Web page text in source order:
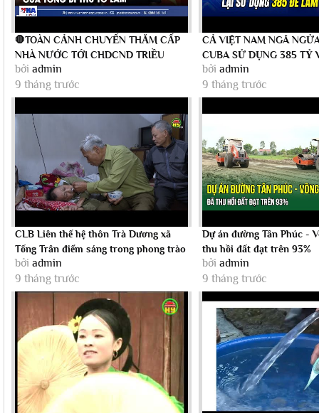
🛑TOÀN CẢNH CHUYẾN THĂM CẤP
NHÀ NƯỚC TỚI CHDCND TRIỀU
TIÊN CỦA TỔNG BÍ THƯ...
bởi admin
9 tháng trước
CẢ VIỆT NAM NGÃ
CUBA SỬ DỤNG 385 TỶ
ỦNG HỘ ĐỂ LÀM...
bởi admin
9 tháng trước
CLB Liên thế hệ thôn Trà Dương xã
Tống Trân điểm sáng trong phong trào
giúp...
bởi admin
9 tháng trước
Dự án đường Tân Phúc -
thu hồi đất đạt trên 93%
bởi admin
9 tháng trước